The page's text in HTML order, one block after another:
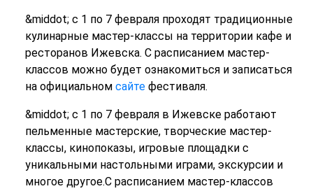
&middot; с 1 по 7 февраля проходят традиционные
кулинарные мастер-классы на территории кафе и
ресторанов Ижевска. С расписанием мастер-
классов можно будет ознакомиться и записаться
на официальном сайтефестиваля.
&middot; с 1 по 7 февраля в Ижевске работают
пельменные мастерские, творческие мастер-
классы, кинопоказы, игровые площадки с
уникальными настольными играми, экскурсии и
многое другое.С расписанием мастер-классов